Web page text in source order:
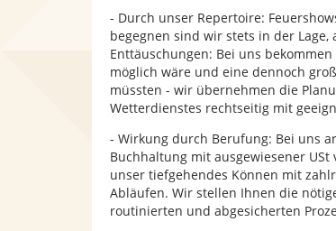
- Durch unser Repertoire:
begegnen sind wir stets in der
Enttäuschungen: Bei uns
möglich wäre und eine dennoch
müssten - wir übernehmen die
Wetterdienstes rechtseitig mit
- Wirkung durch Berufung: Bei uns
Buchhaltung mit ausgewiesener USt
unser tiefgehendes Können mit
Abläufen. Wir stellen Ihnen die
routinierten und abgesicherten